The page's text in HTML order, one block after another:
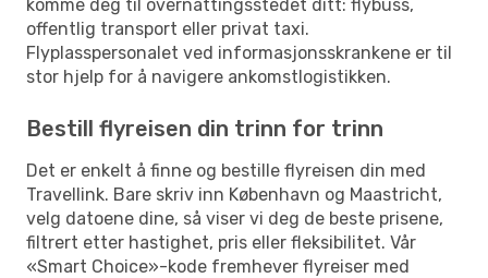
komme deg til overnattingsstedet ditt: flybuss,
offentlig transport eller privat taxi.
Flyplasspersonalet ved informasjonsskrankene er til
stor hjelp for å navigere ankomstlogistikken.
Bestill flyreisen din trinn for trinn
Det er enkelt å finne og bestille flyreisen din med
Travellink. Bare skriv inn København og Maastricht,
velg datoene dine, så viser vi deg de beste prisene,
filtrert etter hastighet, pris eller fleksibilitet. Vår
«Smart Choice»-kode fremhever flyreiser med